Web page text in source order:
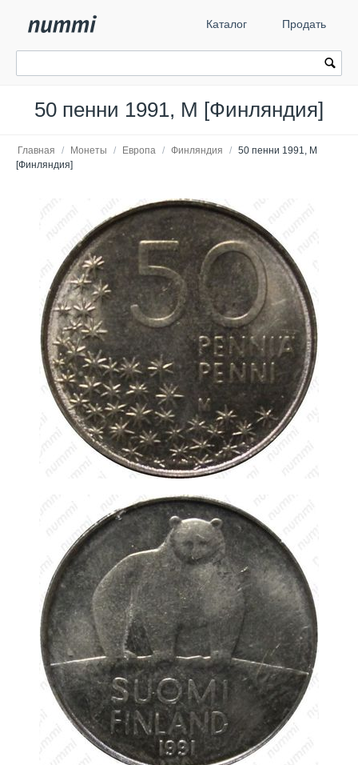
Каталог Продать
50 пенни 1991, М [Финляндия]
Главная / Монеты / Европа / Финляндия / 50 пенни 1991, М
[Финляндия]